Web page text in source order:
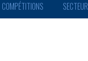
COMPÉTITIONS